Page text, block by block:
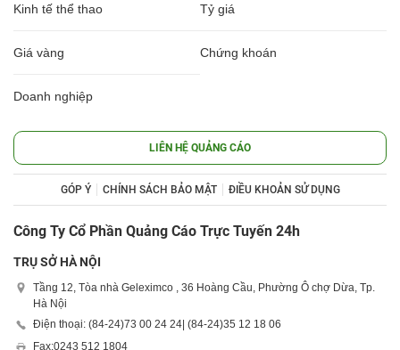
Kinh tế thể thao Tỷ giá
Giá vàng Chứng khoán
Doanh nghiệp
LIÊN HỆ QUẢNG CÁO
GÓP Ý CHÍNH SÁCH BẢO MẬT ĐIỀU KHOẢN SỬ DỤNG
Công Ty Cổ Phần Quảng Cáo Trực Tuyến 24h
TRỤ SỞ HÀ NỘI
Tầng 12, Tòa nhà Geleximco , 36 Hoàng Cầu, Phường Ô chợ Dừa, Tp.
Hà Nội
Điện thoại: (84-24)73 00 24 24 | (84-24)35 12 18 06
Fax:0243 512 1804